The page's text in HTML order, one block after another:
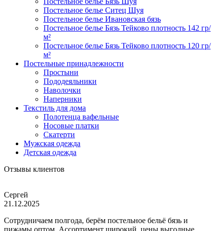
Постельное белье Ситец Шуя
Постельное белье Ивановская бязь
Постельное белье Бязь Тейково плотность 142 гр/
м²
Постельное белье Бязь Тейково плотность 120 гр/
м²
Постельные принадлежности
Простыни
Пододеяльники
Наволочки
Наперники
Текстиль для дома
Полотенца вафельные
Носовые платки
Скатерти
Мужская одежда
Детская одежда
Отзывы клиентов
Сергей
21.12.2025
Сотрудничаем полгода, берём постельное бельё бязь и
пижамы оптом. Ассортимент широкий, цены выгодные,